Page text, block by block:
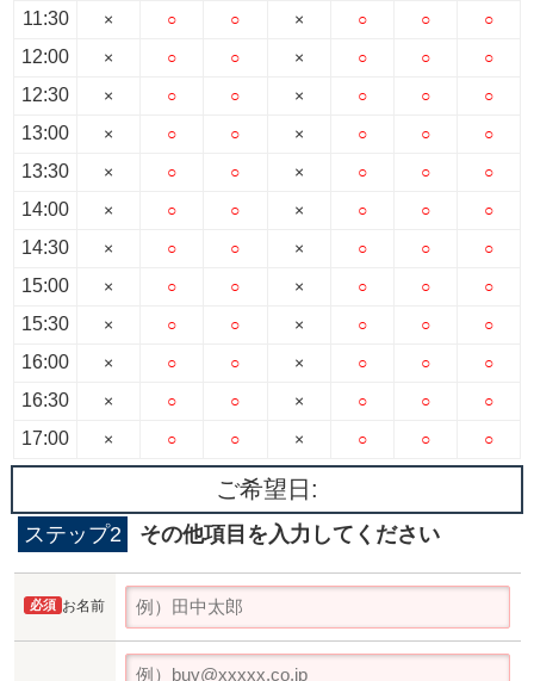
11:30
12:00
12:30
13:00
13:30
14:00
14:30
15:00
15:30
16:00
16:30
17:00
×
×
×
×
×
×
×
×
×
×
×
×
○
○
○
○
○
○
○
○
○
○
○
○
○
○
○
○
○
○
○
○
○
○
○
○
×
×
×
×
×
×
×
×
×
×
×
×
○
○
○
○
○
○
○
○
○
○
○
○
○
○
○
○
○
○
○
○
○
○
○
○
○
○
○
○
○
○
○
○
○
○
○
○
ご希望日:
ステップ2 その他項目を入力してください
お名前
必須